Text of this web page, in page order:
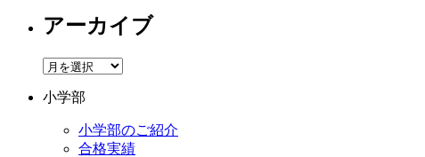
アーカイブ
ア
カ
小学部
小学部のご紹介
合格実績